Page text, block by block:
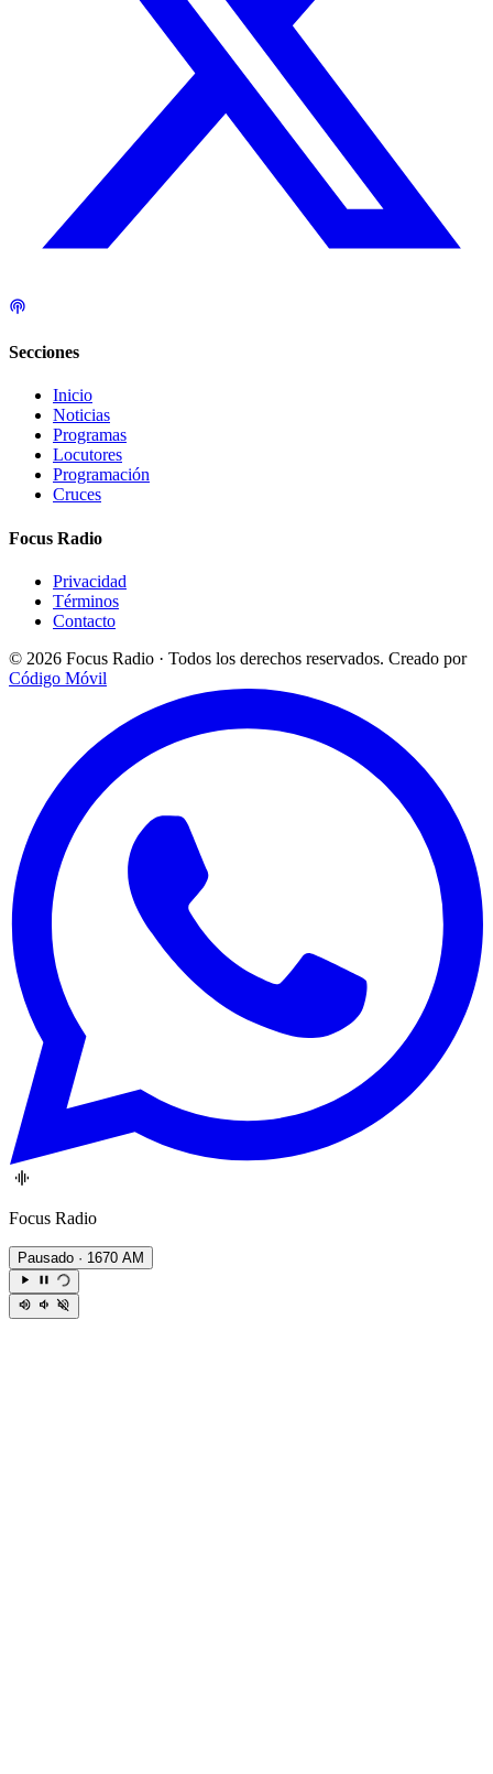
Secciones
Inicio
Noticias
Programas
Locutores
Programación
Cruces
Focus Radio
Privacidad
Términos
Contacto
© 2026 Focus Radio · Todos los derechos reservados. Creado por
Código Móvil
Focus Radio
Pausado · 1670 AM